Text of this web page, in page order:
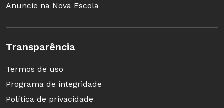
Anuncie na Nova Escola
Transparência
Termos de uso
Programa de integridade
Política de privacidade